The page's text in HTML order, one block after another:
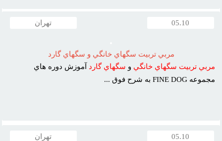
05.10 تهران
مربي تربيت سگهاي خانگي و سگهاي گارد
مربي تربيت سگهاي خانگي و سگهاي گارد آموزش دوره هاي
مجموعه FINE DOG به شرح فوق ...
05.10 تهران